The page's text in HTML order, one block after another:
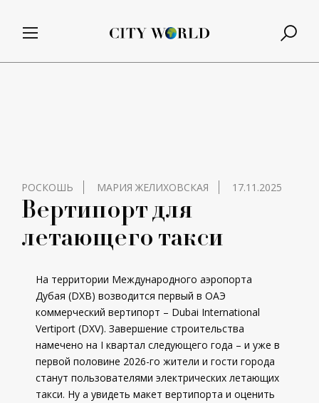
РОСКОШЬ МАРИЯ ЖЕЛИХОВСКАЯ 17.11.2025
Вертипорт для
летающего такси
На территории Международного аэропорта
Дубая (DXB) возводится первый в ОАЭ
коммерческий вертипорт – Dubai International
Vertiport (DXV). Завершение строительства
намечено на I квартал следующего года – и уже в
первой половине 2026-го жители и гости города
станут пользователями электрических летающих
такси. Ну а увидеть макет вертипорта и оценить